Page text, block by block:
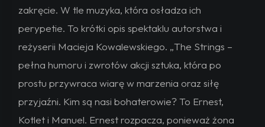
zakręcie. W tle muzyka, która osładza ich
perypetie. To krótki opis spektaklu autorstwa i
reżyserii Macieja Kowalewskiego. „The Strings –
pełna humoru i zwrotów akcji sztuka, która po
prostu przywraca wiarę w marzenia oraz siłę
przyjaźni. Kim są nasi bohaterowie? To Ernest,
Kotlet i Manuel. Ernest rozpacza, ponieważ żona